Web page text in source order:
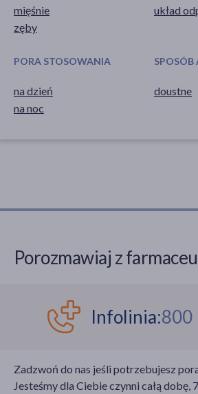
mięśnie
zęby
układ
PORA STOSOWANIA
na dzień
na noc
SPOSÓB
doustne
Porozmawiaj z
Infolinia:800
Zadzwoń do nas jeśli potrzebujesz
Jesteśmy dla Ciebie czynni całą dobę,